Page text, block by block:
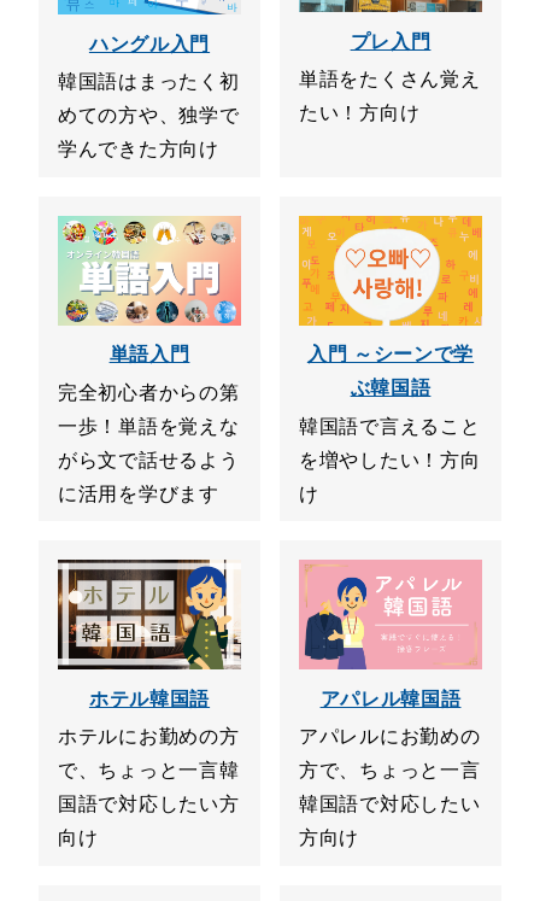
ハングル入門
韓国語はまったく初
めての方や、独学で
学んできた方向け
プレ入門
単語をたくさん覚え
たい！方向け
単語入門
完全初心者からの第
一歩！単語を覚えな
がら文で話せるよう
に活用を学びます
入門 ～シーンで学
ぶ韓国語
韓国語で言えること
を増やしたい！方向
け
ホテル韓国語
ホテルにお勤めの方
で、ちょっと一言韓
国語で対応したい方
向け
アパレル韓国語
アパレルにお勤めの
方で、ちょっと一言
韓国語で対応したい
方向け